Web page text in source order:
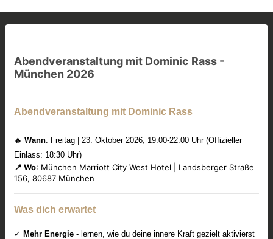
Abendveranstaltung mit Dominic Rass -
München 2026
Abendveranstaltung mit Dominic Rass
🔥 Wann: Freitag | 23. Oktober 2026, 19:00-22:00 Uhr (Offizieller
Einlass: 18:30 Uhr)
📍 Wo: München Marriott City West Hotel
Landsberger Straße
156, 80687 München
Was dich erwartet
✓ Mehr Energie - lernen, wie du deine innere Kraft gezielt aktivierst